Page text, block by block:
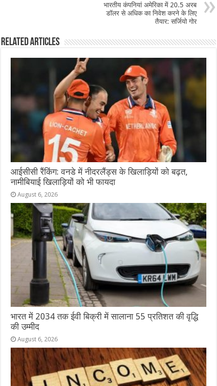
भारतीय कंपनियां अमेरिका में 20.5 अरब
डॉलर से अधिक का निवेश करने के लिए
तैयार: सर्जियो गोर
Related Articles
आईसीसी रैंकिंग: वनडे में नीदरलैंड्स के खिलाड़ियों को बढ़त,
नामीबियाई खिलाड़ियों को भी फायदा
August 6, 2026
भारत में 2034 तक ईवी बिक्री में सालाना 55 प्रतिशत की वृद्धि
की उम्मीद
August 6, 2026